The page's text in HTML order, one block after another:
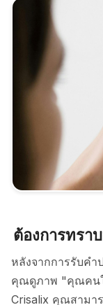
ต้องการทรา
หลังจากการรับคำ
คุณดูภาพ "คุณคน
Crisalix คุณสามา